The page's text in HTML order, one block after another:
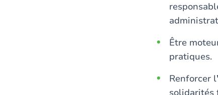
Être
pratiques.
Renforcer l
solidarités